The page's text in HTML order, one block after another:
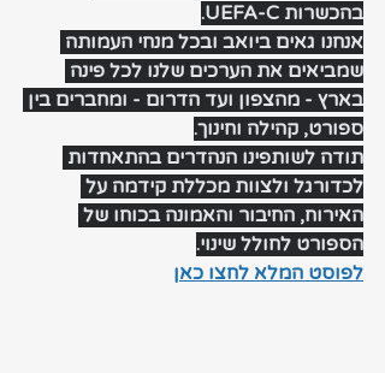
בהכשרות UEFA-C.
אנחנו גאים ביואב ובכל מנחי העמותה
שמביאים את הערכים שלנו לכל פינה
בארץ - מהצפון ועד הדרום - ומחברים בין
ספורט, קהילה וחינוך.
תודה לשותפינו הנהדרים בהתאחדות
לכדורגל ולצוות מכללת קידמה על
האירוח, החיבור והאמונה בכוחו של
הספורט לחולל שינוי.
לפוסט המלא לחצו כאן